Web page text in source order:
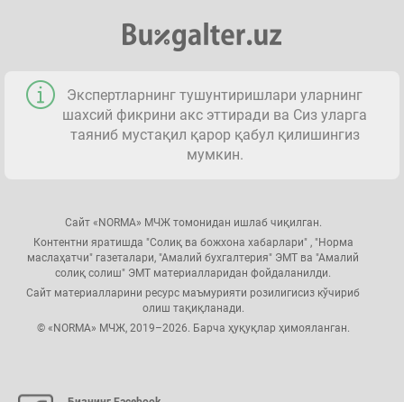
Экспертларнинг тушунтиришлари уларнинг
шахсий фикрини акс эттиради ва Сиз уларга
таяниб мустақил қарор қабул қилишингиз
мумкин.
Сайт «NORMA» МЧЖ томонидан ишлаб чиқилган.
Контентни яратишда "Солиқ ва божхона хабарлари" , "Норма
маслаҳатчи" газеталари, "Амалий бухгалтерия" ЭМТ ва "Амалий
солиқ солиш" ЭМТ материалларидан фойдаланилди.
Сайт материалларини ресурс маъмурияти розилигисиз кўчириб
олиш тақиқланади.
© «NORMA» МЧЖ, 2019–2026. Барча ҳуқуқлар ҳимояланган.